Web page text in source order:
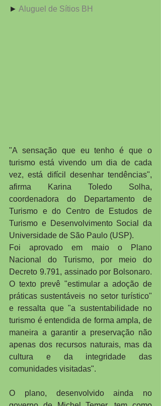
► Aluguel de Sítios BH
"A sensação que eu tenho é que o
turismo está vivendo um dia de cada
vez, está difícil desenhar tendências",
afirma Karina Toledo Solha,
coordenadora do Departamento de
Turismo e do Centro de Estudos de
Turismo e Desenvolvimento Social da
Universidade de São Paulo (USP).
Foi aprovado em maio o Plano
Nacional do Turismo, por meio do
Decreto 9.791, assinado por Bolsonaro.
O texto prevê "estimular a adoção de
práticas sustentáveis no setor turístico"
e ressalta que "a sustentabilidade no
turismo é entendida de forma ampla, de
maneira a garantir a preservação não
apenas dos recursos naturais, mas da
cultura e da integridade das
comunidades visitadas".
O plano, desenvolvido ainda no